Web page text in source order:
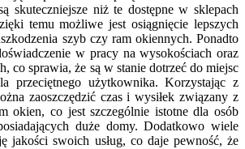
skuteczniejsze niż te dostępne w sklepach
temu możliwe jest osiągnięcie lepszych
szyb czy ram okiennych. Ponadto
w pracy na wysokościach oraz
co sprawia, że są w stanie dotrzeć do miejsc
przeciętnego użytkownika. Korzystając z
zaoszczędzić czas i wysiłek związany z
okien, co jest szczególnie istotne dla osób
duże domy. Dodatkowo wiele
jakości swoich usług, co daje pewność, że